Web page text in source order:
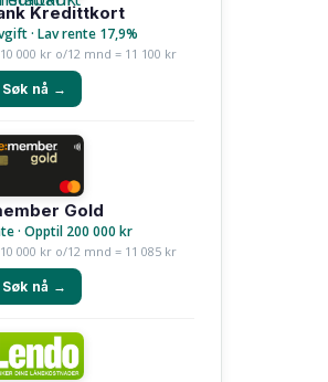
Kredittkort
· Lav rente 17,9%
000 kr o/12 mnd = 11 100 kr
Søk nå →
Gold
· Opptil 200 000 kr
000 kr o/12 mnd = 11 085 kr
Søk nå →